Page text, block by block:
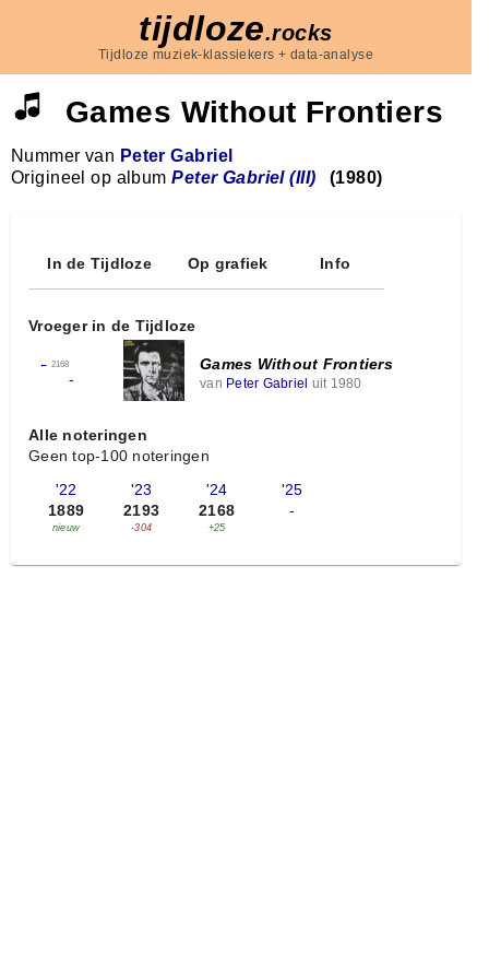
tijdloze.rocks
Tijdloze muziek-klassiekers + data-analyse
Games Without Frontiers
Nummer van Peter Gabriel
Origineel op albumPeter Gabriel (III) (1980)
In de Tijdloze Op grafiek Info
Vroeger in de Tijdloze
← 2168
-
Games Without Frontiers
van Peter Gabriel uit 1980
Alle noteringen
Geen top-100 noteringen
'22
1889
nieuw
'23
2193
-304
'24
2168
+25
'25
-